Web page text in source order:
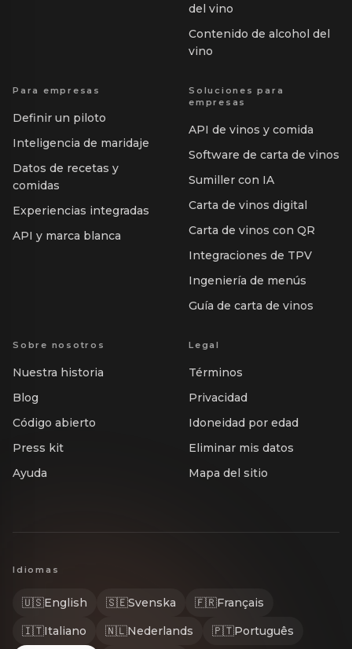
del vino
Contenido de alcohol del
vino
Para empresas
Definir un piloto
Inteligencia de maridaje
Datos de recetas y
comidas
Experiencias integradas
API y marca blanca
Soluciones para
empresas
API de vinos y comida
Software de carta de vinos
Sumiller con IA
Carta de vinos digital
Carta de vinos con QR
Integraciones de TPV
Ingeniería de menús
Guía de carta de vinos
Sobre nosotros
Nuestra historia
Blog
Código abierto
Press kit
Ayuda
Legal
Términos
Privacidad
Idoneidad por edad
Eliminar mis datos
Mapa del sitio
Idiomas
🇺🇸English 🇸🇪Svenska 🇫🇷Français
🇮🇹Italiano 🇳🇱Nederlands 🇵🇹Português